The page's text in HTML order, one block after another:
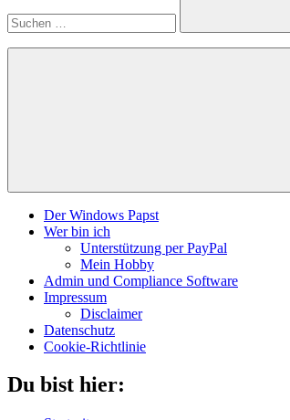
Der Windows Papst
Wer bin ich
Unterstützung per PayPal
Mein Hobby
Admin und Compliance Software
Impressum
Disclaimer
Datenschutz
Cookie-Richtlinie
Du bist hier: